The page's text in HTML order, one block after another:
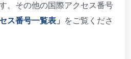
。その他の国際アクセス番号
ス番号一覧表 」
をご覧くださ